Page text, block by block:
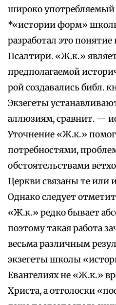
широко употребляемый
*«истории форм»
разработал это понятие
Псалтири. «Ж.к.»
предполагаемой
рой создавались библ.
Экзегеты
аллюзиям, сравнит. —
Уточнение «Ж.к.»
потребностями,
обстоятельствами
Церкви связаны те или
Однако следует
«Ж.к.» редко бывает
поэтому такая работа
весьма различным
экзегеты школы
Евангелиях не «Ж.к.»
Христа, а отголоски